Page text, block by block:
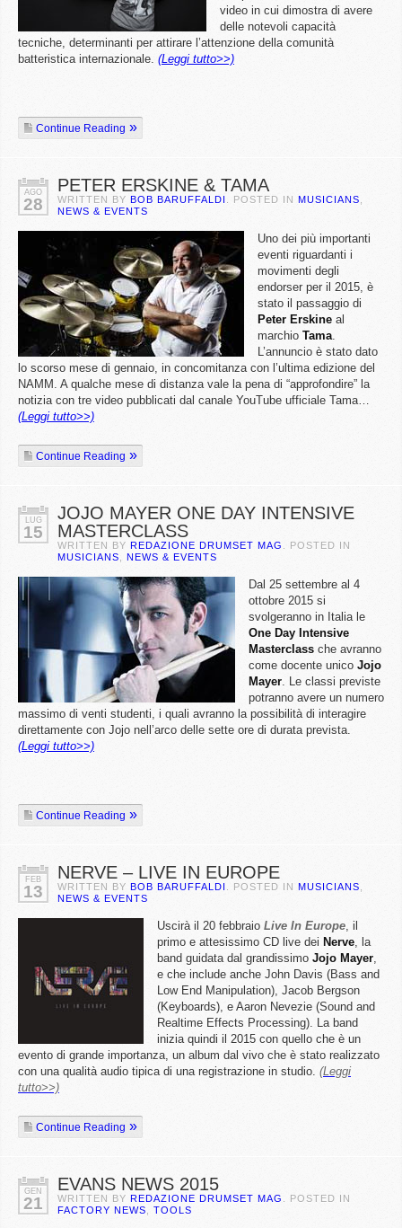
video in cui dimostra di avere
delle notevoli capacità
tecniche, determinanti per attirare l’attenzione della comunità
batteristica internazionale. (Leggi tutto>>)
Continue Reading
AGO
28
PETER ERSKINE & TAMA
WRITTEN BY BOB BARUFFALDI . POSTED IN MUSICIANS
NEWS & EVENTS
Uno dei più importanti
eventi riguardanti i
movimenti degli
endorser per il 2015, è
stato il passaggio di
Peter Erskine al
marchio Tama.
L’annuncio è stato dato
lo scorso mese di gennaio, in concomitanza con l’ultima edizione del
NAMM. A qualche mese di distanza vale la pena di “approfondire” la
notizia con tre video pubblicati dal canale YouTube ufficiale Tama…
(Leggi tutto>>)
Continue Reading
LUG
15
JOJO MAYER ONE DAY INTENSIVE
MASTERCLASS
WRITTEN BY REDAZIONE DRUMSET MAG
. POSTED IN
MUSICIANS
NEWS & EVENTS
Dal 25 settembre al 4
ottobre 2015 si
svolgeranno in Italia le
One Day Intensive
Masterclass che avranno
come docente unico Jojo
Mayer. Le classi previste
potranno avere un numero
massimo di venti studenti, i quali avranno la possibilità di interagire
direttamente con Jojo nell’arco delle sette ore di durata prevista.
(Leggi tutto>>)
Continue Reading
FEB
13
NERVE – LIVE IN EUROPE
WRITTEN BY BOB BARUFFALDI . POSTED IN MUSICIANS
NEWS & EVENTS
Uscirà il 20 febbraio Live In Europe, il
primo e attesissimo CD live dei Nerve, la
band guidata dal grandissimo Jojo Mayer,
e che include anche John Davis (Bass and
Low End Manipulation), Jacob Bergson
(Keyboards), e Aaron Nevezie (Sound and
Realtime Effects Processing). La band
inizia quindi il 2015 con quello che è un
evento di grande importanza, un album dal vivo che è stato realizzato
con una qualità audio tipica di una registrazione in studio. (Leggi
tutto>>)
Continue Reading
GEN
21
EVANS NEWS 2015
WRITTEN BY REDAZIONE DRUMSET MAG
. POSTED IN
FACTORY NEWS
TOOLS